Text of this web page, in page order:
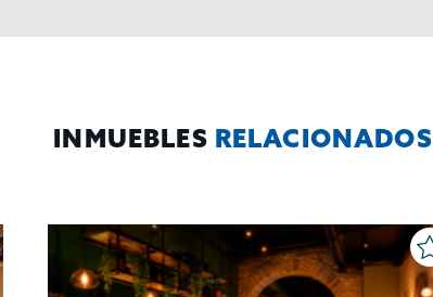
INMUEBLES RELACIONADOS